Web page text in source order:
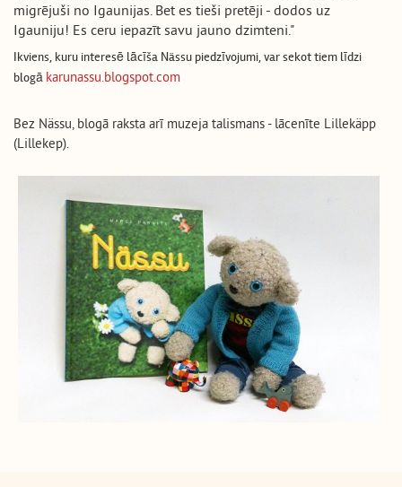
migrējuši no Igaunijas. Bet es tieši pretēji - dodos uz
Igauniju! Es ceru iepazīt savu jauno dzimteni."
Ikviens, kuru interesē lācīša Nässu piedzīvojumi, var sekot tiem līdzi
blogā karunassu.blogspot.com
Bez Nässu, blogā raksta arī muzeja talismans - lācenīte Lillekäpp
(Lillekep).